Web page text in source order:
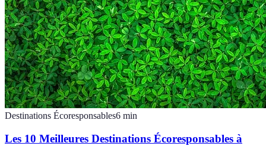
Destinations Écoresponsables6 min
Les 10 Meilleures Destinations Écoresponsables à